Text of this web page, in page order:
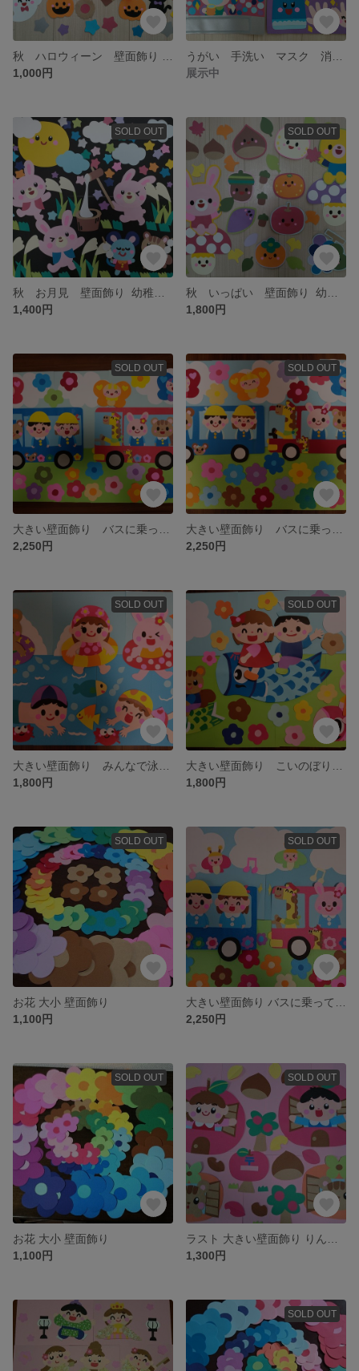
1,000円
展示中
SOLD OUT
1,400円
SOLD OUT
1,800円
SOLD OUT
2,250円
SOLD OUT
2,250円
SOLD OUT
1,800円
SOLD OUT
1,800円
SOLD OUT
お花 大小 壁面飾り
1,100円
SOLD OUT
2,250円
SOLD OUT
お花 大小 壁面飾り
1,100円
SOLD OUT
1,300円
SOLD OUT